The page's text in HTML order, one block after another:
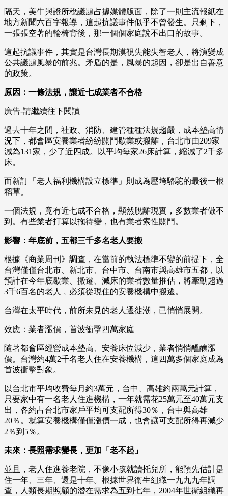
隔天，美牛與證所稅議題占據媒體版面，除了一則主流報紙在
地方新聞六百字報導，這起抗議事件似乎不曾發生。只剩下，
一張張空著的輪椅背後，那一個個家庭說不出口的故事。
這起抗議事件，其實是台灣長期漠視失能失智老人，將演變成
公共議題風暴的前兆。矛盾的是，風暴的起因，卻是出自善意
的政策。
原因：一條法規，讓近七成業者不合格
廣告-請繼續往下閱讀
過去十年之間，社政、消防、建管種種法規趨嚴，成本墊高情
況下，都會區安養業者紛紛關門歇業或搬離，台北市由209家
減為131家，少了近四成。以平均每家26床計算，縮減了2千多
床。
而新訂「老人福利機構設立標準」則成為壓垮駱駝的最後一根
稻草。
一個法規，竟有近七成不合格，顯然脫離現實，多數業者做不
到。有些業者打算以拖待變，也有業者索性關門。
影響：年底前，五都三千多名老人要搬
根據《商業周刊》調查，在當前的執法標準不變的前提下，全
台灣僅僅台北市、新北市、台中市、台南市與高雄市五都﹐以
預計在今年底歇業、搬遷、減床的業者數量推估，將牽動超過
3千6百名的老人﹐必須從現住的安養機構中搬遷。
台灣在太平時代，前所未見的老人遷徙潮，已悄悄展開。
效應：業者漲價，首波衝擊四萬家庭
隨著都會區經營成本墊高、安養床位減少，業者悄悄醞釀漲
價。台灣約4萬2千名老人住在安養機構，這四萬多個家庭成為
首波衝擊對象。
以台北市平均收費每月約3萬元，台中、高雄約兩萬元計算，
只要家中有一名老人住進機構，一年就需花25萬元至40萬元支
出，各約占台北市家戶平均可支配所得30％，台中與高雄
20％。就算安養機構僅僅漲價一成，也會讓可支配所得再減少
2％到5％。
未來：長照需求變長，更加「老不起」
並且，老人住進養老院，不像小孩就讀托兒所，能預先估計是
住一年、三年、還是十年。根據世界衛生組織一九九九年調
查，人類長期照顧的潛在需求為五到七年，2004年世衛組織再